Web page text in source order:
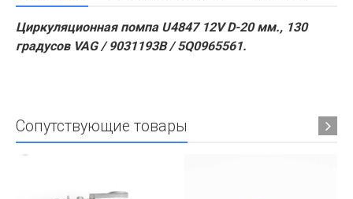
Циркуляционная помпа U4847 12V D-20 мм., 130
градусов VAG / 9031193B / 5Q0965561.
Сопутствующие товары